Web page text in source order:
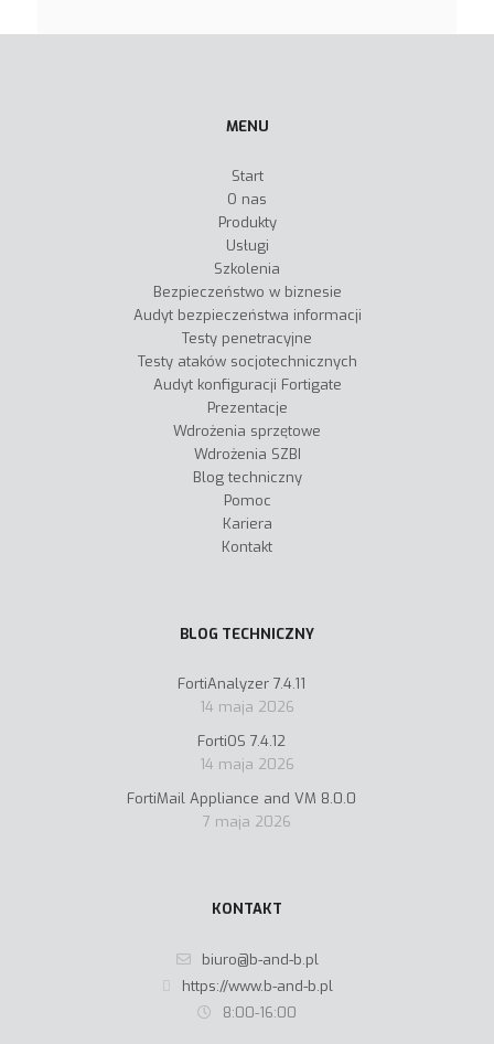
MENU
Start
O nas
Produkty
Usługi
Szkolenia
Bezpieczeństwo w biznesie
Audyt bezpieczeństwa informacji
Testy penetracyjne
Testy ataków socjotechnicznych
Audyt konfiguracji Fortigate
Prezentacje
Wdrożenia sprzętowe
Wdrożenia SZBI
Blog techniczny
Pomoc
Kariera
Kontakt
BLOG TECHNICZNY
FortiAnalyzer 7.4.11
14 maja 2026
FortiOS 7.4.12
14 maja 2026
FortiMail Appliance and VM 8.0.0
7 maja 2026
KONTAKT
biuro@b-and-b.pl
https://www.b-and-b.pl
8:00-16:00